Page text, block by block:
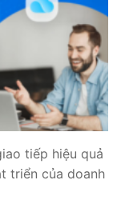
tiếp hiệu quả
triển của doanh